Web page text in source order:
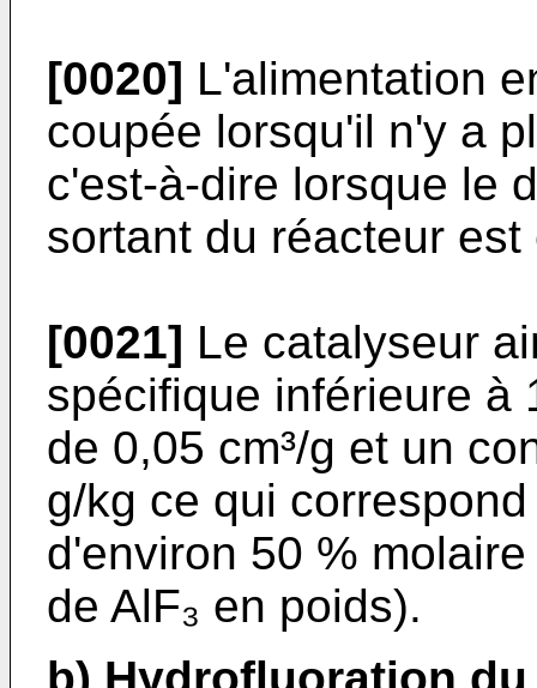
[0020] L'alimentation
coupée lorsqu'il n'y a
c'est-à-dire lorsque le
sortant du réacteur
[0021] Le catalyseur
spécifique inférieure à
de 0,05 cm³/g et un
g/kg ce qui
d'environ 50 %
de AlF₃ en poids).